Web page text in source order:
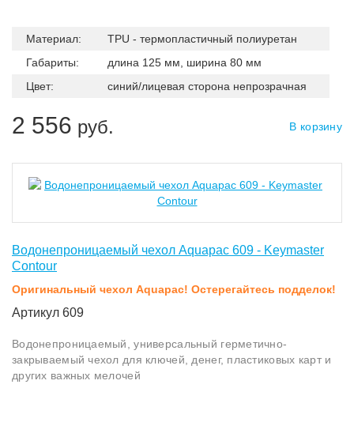
Материал:
TPU - термопластичный полиуретан
Габариты:
длина 125 мм, ширина 80 мм
Цвет:
синий/лицевая сторона непрозрачная
2 556 руб. В корзину
Водонепроницаемый чехол Aquapac 609 - Keymaster
Contour
Оригинальный чехол Aquapac! Остерегайтесь подделок!
Артикул 609
Водонепроницаемый, универсальный герметично-
закрываемый чехол для ключей, денег, пластиковых карт и
других важных мелочей